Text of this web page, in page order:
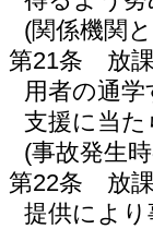
(関係機関
第21条
放
用者の通
支援に当
(事故発生
第22条
放
提供によ